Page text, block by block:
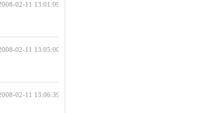
02-11 13:01:09
02-11 13:05:00
02-11 13:06:39